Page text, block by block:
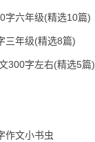
字六年级(精选10篇)
三年级(精选8篇)
300字左右(精选5篇)
作文小书虫